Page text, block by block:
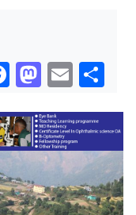
Facebook
Email